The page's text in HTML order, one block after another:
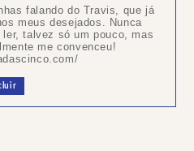
falando do Travis, que já
meus desejados. Nunca
talvez só um pouco, mas
me convenceu!